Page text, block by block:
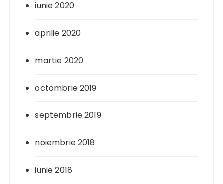
iunie 2020
aprilie 2020
martie 2020
octombrie 2019
septembrie 2019
noiembrie 2018
iunie 2018